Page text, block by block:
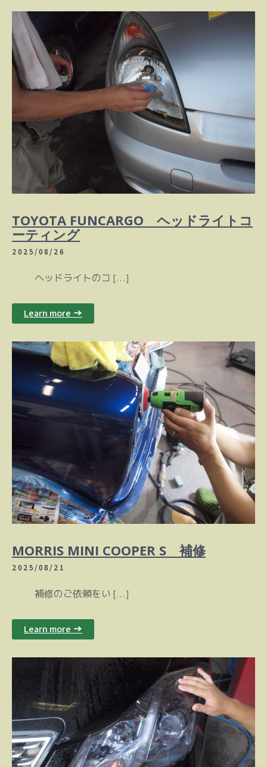
TOYOTA FUNCARGO ヘッドライトコ
ーティング
2025/08/26
ヘッドライトのコ […]
Learn more →
MORRIS MINI COOPER S 補修
2025/08/21
補修のご依頼をい […]
Learn more →